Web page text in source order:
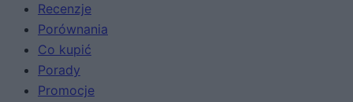
Recenzje
Porównania
Co kupić
Porady
Promocje